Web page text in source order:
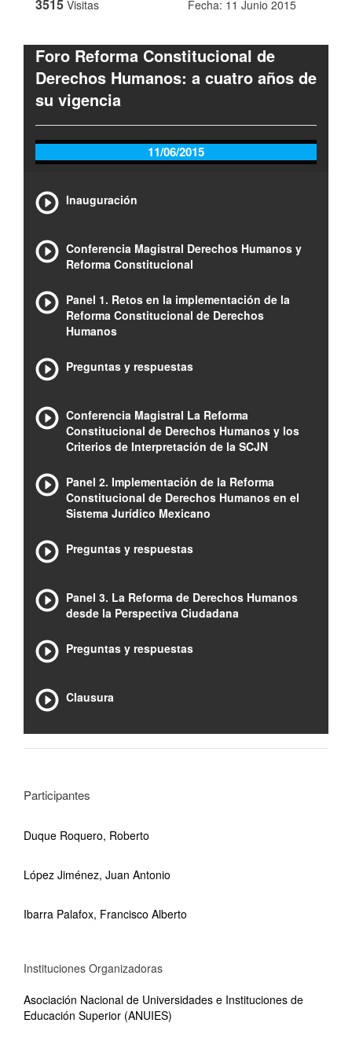
3515 Visitas Fecha: 11 Junio 2015
Foro Reforma Constitucional de
Derechos Humanos: a cuatro años de
su vigencia
11/06/2015
Inauguración
Conferencia Magistral Derechos Humanos y
Reforma Constitucional
Panel 1. Retos en la implementación de la
Reforma Constitucional de Derechos
Humanos
Preguntas y respuestas
Conferencia Magistral La Reforma
Constitucional de Derechos Humanos y los
Criterios de Interpretación de la SCJN
Panel 2. Implementación de la Reforma
Constitucional de Derechos Humanos en el
Sistema Jurídico Mexicano
Preguntas y respuestas
Panel 3. La Reforma de Derechos Humanos
desde la Perspectiva Ciudadana
Preguntas y respuestas
Clausura
Participantes
Duque Roquero, Roberto
López Jiménez, Juan Antonio
Ibarra Palafox, Francisco Alberto
Instituciones Organizadoras
Asociación Nacional de Universidades e Instituciones de
Educación Superior (ANUIES)